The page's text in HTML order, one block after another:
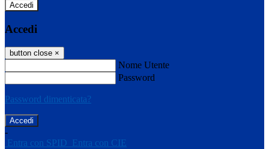
Accedi
Accedi
button close ×
Nome Utente
Password
Password dimenticata?
-
Entra con SPID Entra con CIE